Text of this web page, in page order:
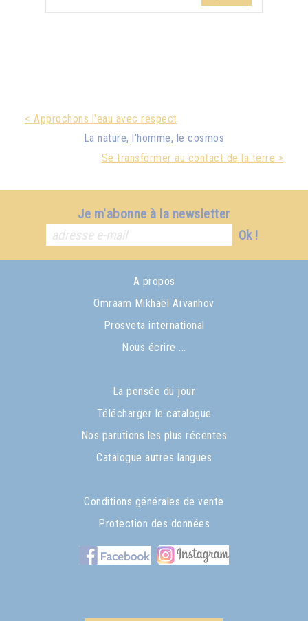
< Approchons l'eau avec respect
La nature, l'homme, le cosmos
Se transformer au contact de la terre >
Je m'abonne à la newsletter
Ok !
A propos
Omraam Mikhaël Aïvanhov
Prosveta international
Nous écrire ...
La pensée du jour
Télécharger le catalogue
Nos parutions les plus récentes
Catalogue autres langues
Conditions générales de vente
Protection des données